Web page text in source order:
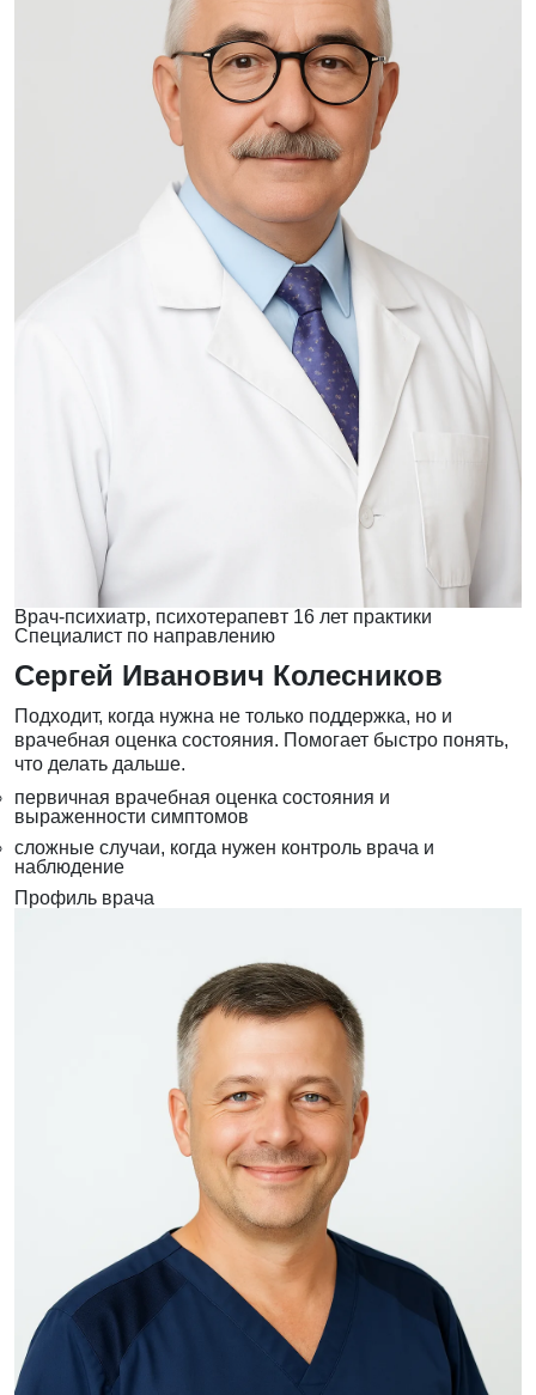
Врач-психиатр, психотерапевт 16 лет практики
Специалист по направлению
Сергей Иванович Колесников
Подходит, когда нужна не только поддержка, но и
врачебная оценка состояния. Помогает быстро понять,
что делать дальше.
первичная врачебная оценка состояния и
выраженности симптомов
сложные случаи, когда нужен контроль врача и
наблюдение
Профиль врача